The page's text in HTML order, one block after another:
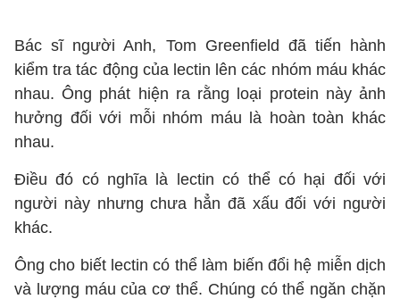
Bác sĩ người Anh, Tom Greenfield đã tiến hành
kiểm tra tác động của lectin lên các nhóm máu khác
nhau. Ông phát hiện ra rằng loại protein này ảnh
hưởng đối với mỗi nhóm máu là hoàn toàn khác
nhau.
Điều đó có nghĩa là lectin có thể có hại đối với
người này nhưng chưa hẳn đã xấu đối với người
khác.
Ông cho biết lectin có thể làm biến đổi hệ miễn dịch
và lượng máu của cơ thể. Chúng có thể ngăn chặn